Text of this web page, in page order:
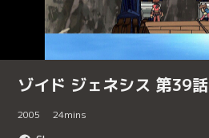
ゾイド ジェネシス 第39話
2005 24mins